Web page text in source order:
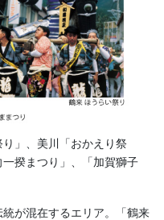
ルを採用。
黒
：綿
ゴム
準
ｃｍ 代表値）
国
」、美川「おかえり祭
揆まつり」、「加賀獅子
が混在するエリア。「鶴来